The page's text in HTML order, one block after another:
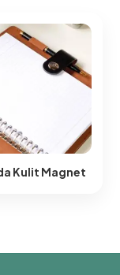
Kulit Magnet​